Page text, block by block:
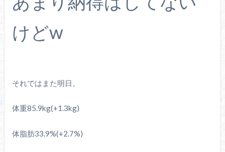
けどw
それではまた明日。
体重85.9kg(+1.3kg)
体脂肪33.9%(+2.7%)